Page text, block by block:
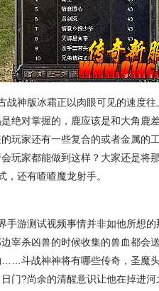
战神版冰霜正以肉眼可见的速度
绝对掌握的，鹿应该是和大角鹿
玩家还有一些复合的或者金属的
玩家都能做到这样？大家还是将
，还有喳喳魔龙射手。
手游测试视频事情并非如他所想
边宰杀凶兽的时候收集的兽血都会
……斗战神神将有哪些传奇，圣魔
门?尚余的清醒意识让他在掉进